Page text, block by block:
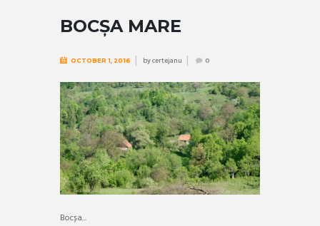
BOCȘA MARE
OCTOBER 1, 2016 bycertejanu 0
Bocșa...